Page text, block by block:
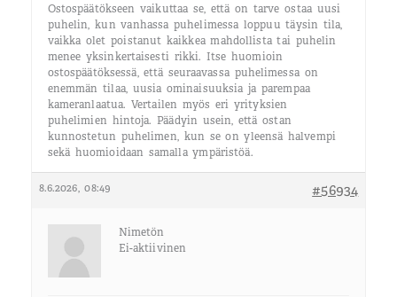
Ostospäätökseen vaikuttaa se, että on tarve ostaa uusi
puhelin, kun vanhassa puhelimessa loppuu täysin tila,
vaikka olet poistanut kaikkea mahdollista tai puhelin
menee yksinkertaisesti rikki. Itse huomioin
ostospäätöksessä, että seuraavassa puhelimessa on
enemmän tilaa, uusia ominaisuuksia ja parempaa
kameranlaatua. Vertailen myös eri yrityksien
puhelimien hintoja. Päädyin usein, että ostan
kunnostetun puhelimen, kun se on yleensä halvempi
sekä huomioidaan samalla ympäristöä.
8.6.2026, 08:49 #56934
Nimetön
Ei-aktiivinen